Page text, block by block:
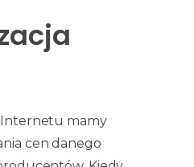
mamy
cen danego